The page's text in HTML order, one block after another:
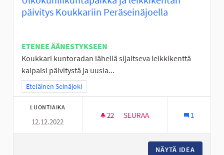
päivitys Koukkariin Peräseinäjoella
ETENEE ÄÄNESTYKSEEN
Koukkari kuntoradan lähellä sijaitseva leikkikenttä
kaipaisi päivitystä ja uusia...
Rajaa tulokset teeman mukaan: Eteläinen Seinäjoki
Eteläinen Seinäjoki
LUONTIAIKA
12.12.2022
22 22 SEURAAJAA
SEURAA 1
NÄYTÄ IDEA